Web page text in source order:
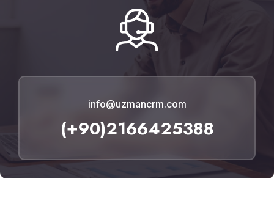
info@uzmancrm.com
(+90)2166425388